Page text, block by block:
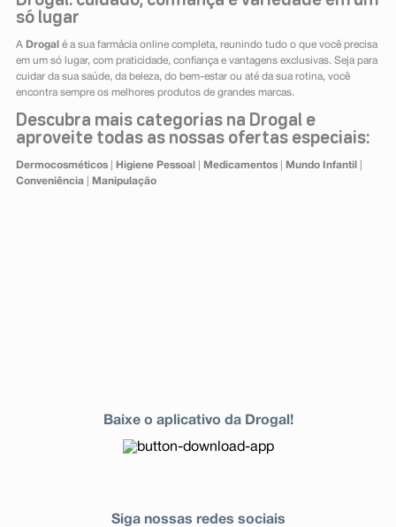
só lugar
A Drogal é a sua farmácia online completa, reunindo tudo o que você precisa
em um só lugar, com praticidade, confiança e vantagens exclusivas. Seja para
cuidar da sua saúde, da beleza, do bem-estar ou até da sua rotina, você
encontra sempre os melhores produtos de grandes marcas.
Descubra mais categorias na Drogal e
aproveite todas as nossas ofertas especiais:
Dermocosméticos| Higiene Pessoal Medicamentos| Mundo Infantil
Conveniência| Manipulação
Baixe o aplicativo da Drogal!
Siga nossas redes sociais